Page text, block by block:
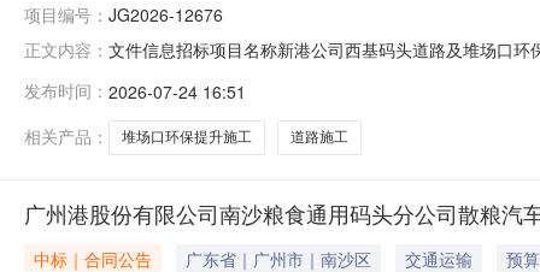
项目编号： JG2026-12676
正文内容： 文件信息招标项目名称新港公司西基码头道路及堆场口
发布时间： 2026-07-24 16:51
相关产品：
堆场口环保提升施工 道路施工
广州港股份有限公司南沙粮食通用码头分公司散粮汽
中标｜合同公告 广东省｜广州市｜南沙区 交通运输
预